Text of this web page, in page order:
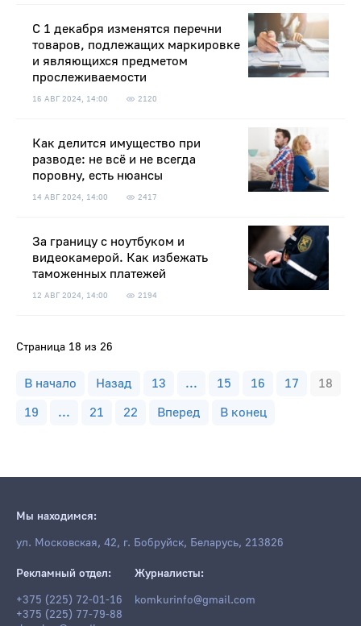
С 1 декабря изменятся перечни
товаров, подлежащих маркировке
и являющихся предметом
прослеживаемости
16 АВГ 2024, 14:00 2120
Как делится имущество при
разводе: не всё и не всегда
поровну, есть нюансы
14 АВГ 2024, 14:00 2417
За границу с ноутбуком и
видеокамерой. Как избежать
таможенных платежей
12 АВГ 2024, 14:00 2194
Страница 18 из 26
В начало Назад 13 ... 15 16 17
18
19
... 21 22 Вперед В конец
Мы находимся:
ул. Московская, 42, г. Бобруйск, Беларусь, 213826
Рекламный отдел:
+375 (225) 72-01-16
+375 (225) 77-79-88
Журналисты:
komkurinfo@gmail.com